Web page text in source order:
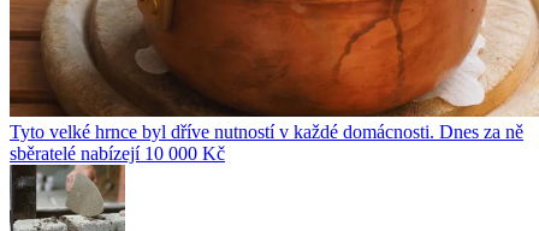
Tyto velké hrnce byl dříve nutností v každé domácnosti. Dnes za ně
sběratelé nabízejí 10 000 Kč